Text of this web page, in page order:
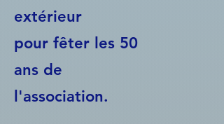
extérieur
pour fêter les 50
ans de
l'association.